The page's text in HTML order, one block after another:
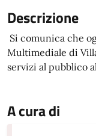
Descrizione
Si comunica che
Multimediale di
servizi al pubblico
A cura di